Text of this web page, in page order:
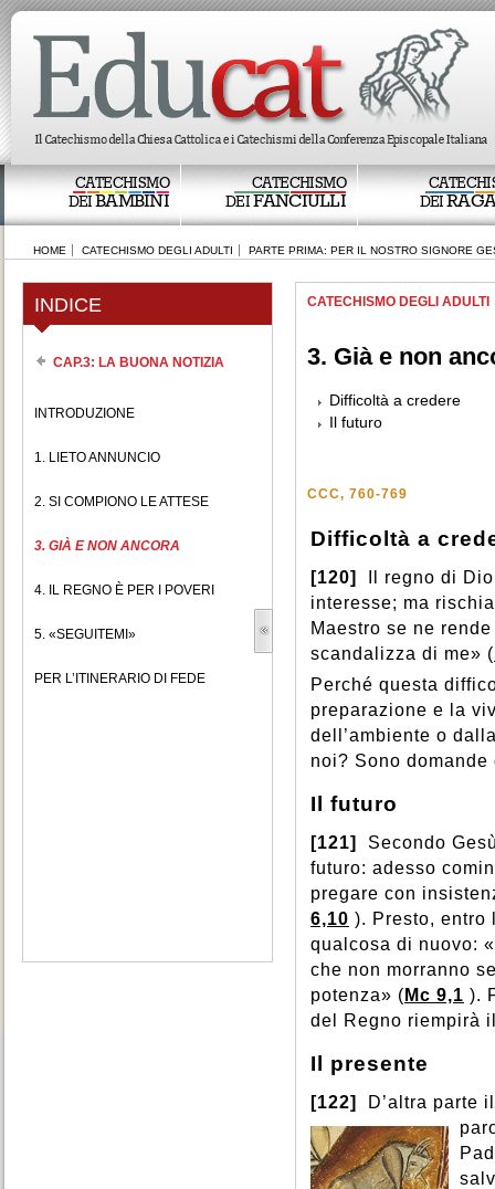
CATECHISMO
DEIBAMBINI
CATECHISMO
DEIFANCIULLI
DEI
HOME CATECHISMO DEGLI ADULTI PARTE PRIMA: PER IL NOSTRO SIGNORE
INDICE
CAP.3: LA BUONA NOTIZIA
INTRODUZIONE
1. LIETO ANNUNCIO
2. SI COMPIONO LE ATTESE
3. GIÀ E NON ANCORA
4. IL REGNO È PER I POVERI
5. «SEGUITEMI»
PER L’ITINERARIO DI FEDE
CATECHISMO DEGLI ADULTI
3. Già e non
Difficoltà a credere
Il futuro
CCC, 760-769
Difficoltà a
[120]
Il regno di
interesse; ma
Maestro se ne
scandalizza di me» (
Perché questa
preparazione e la
dell’ambiente o
noi? Sono
Il futuro
[121]
Secondo
futuro: adesso
pregare con
6,10 ). Presto, entro
qualcosa di nuovo:
che non morranno
potenza» ( Mc 9,1 ).
del Regno riempirà
Il presente
[122]
D’altra parte